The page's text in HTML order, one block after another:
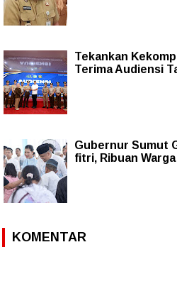
Tekankan
Terima Audiensi
Gubernur Sumut
fitri, Ribuan
KOMENTAR